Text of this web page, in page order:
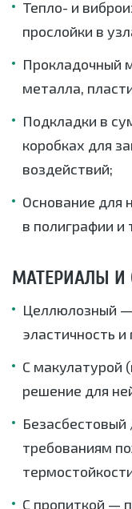
Тепло- и
прослойки в
Прокладочный
металла,
Подкладки в
коробках для
воздействий;
Основание для
в полиграфии и
МАТЕРИАЛЫ И
Целлюлозный —
эластичность
С макулатурой
решение для
требованиям
С пропиткой —